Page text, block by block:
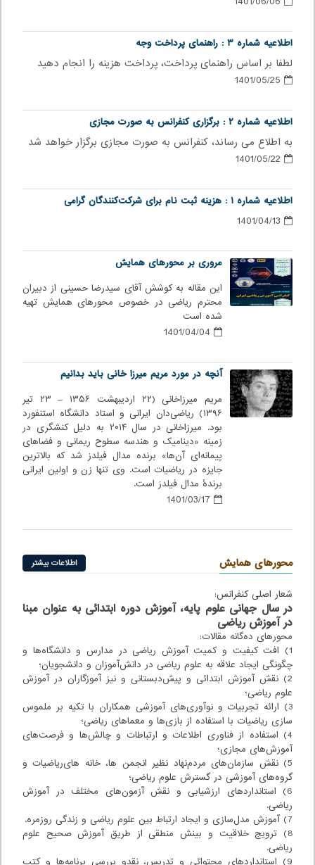
اطلاعیه شماره ۳ : راهنمای پرداخت وجه
لطفا بر اساس راهنمای پرداخت، پرداخت هزینه را انجام دهید
اطلاعیه شماره ۲ :‌ برگزاری کنفرانس به صورت مجازی
به اطلاع می رساند، کنفرانس به صورت مجازی برگزار خواهد شد
اطلاعیه شماره ۱ : هزینه ثبت نام برای شرکت‌کنندگان گرامی
مروری بر محورهای همایش
این مقاله به کوشش آقای سیدرضا حسینی از دبیران
محترم ریاضی در خصوص محورهای همایش تهیه
شده است
آنچه در مورد مریم میرزا خانی باید بدانیم
مریم میرزاخانی (۲۲ اردیبهشت ۱۳۵۶ – ۲۳ تیر
۱۳۹۶) ریاضی‌دان ایرانی و استاد دانشگاه استنفورد
بود. میرزاخانی در سال ۲۰۱۴ به دلیل کنشگری در
زمینه «دینامیک و هندسه سطوح ریمانی و فضاهای
پیمانه‌ای آن‌ها» برنده مدال فیلدز شد که بالاترین
جایزه در ریاضیات است. وی تنها زن و اولین ایرانی
برندهٔ مدال فیلدز است.
محورهای همایش اطلاعات بیشتر
شعار اصلی کنفرانس:
در سال جهانی علوم پایه، آموزش دوره ابتدائی به عنوان مبنا
در آموزش ریاضی
محورهای ده‌گانه مقالات:
1) افت کیفیت و کمیت آموزش ریاضی در مدارس و دانشگاه‌ها و
چگونگی ایجاد علاقه به علوم ریاضی در دانش‌آموزان و دانشجویان؛
2) نقش آموزش ابتدائی و پیش‌دبستانی و نیز آموزگاران در آموزش
علوم ریاضی؛
3) ارائه تجربیات و نوآوری‌های آموزشی همکاران با تکیه بر ملموس
سازی ریاضیات با استفاده از بازی‌ها و معماهای ریاضی؛
4) استفاده از فناوری اطلاعات و ارتباطات و چالش‌ها و فرصت‌های
آموزش‌های مجازی؛
5) نقش سازمان‌های مردم‌نهاد نظیر انجمن ها، خانه های‌ریاضیات و
گروه‌های آموزشی در گسترش علوم ریاضی؛
6) استانداردهای ارزشیابی و نقش آزمون‌های مختلف در آموزش
ریاضی.
7) آموزش مدل‌سازی و ایجاد ارتباط بین علوم ریاضی و زندگی روزمره.
8) ترویج خلاقیت و بینش منطقی از طریق آموزش صحیح علوم
ریاضی.
9) استانداردهای محتوائی و تدریس، نقدو بررسی برنامه‌ها و کتب